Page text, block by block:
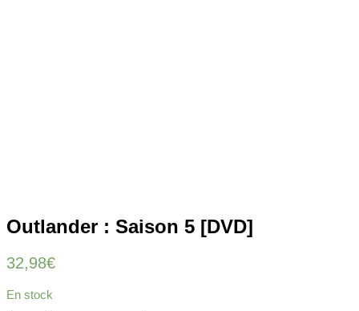
Outlander : Saison 5 [DVD]
32,98€
En stock